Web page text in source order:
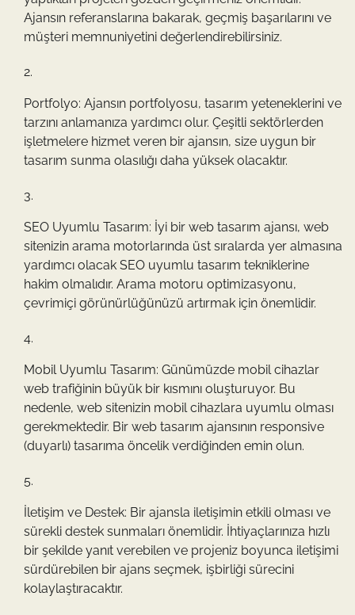
Ajansın referanslarına bakarak, geçmiş başarılarını ve
müşteri memnuniyetini değerlendirebilirsiniz.
Portfolyo: Ajansın portfolyosu, tasarım yeteneklerini ve
tarzını anlamanıza yardımcı olur. Çeşitli sektörlerden
işletmelere hizmet veren bir ajansın, size uygun bir
tasarım sunma olasılığı daha yüksek olacaktır.
SEO Uyumlu Tasarım: İyi bir web tasarım ajansı, web
sitenizin arama motorlarında üst sıralarda yer almasına
yardımcı olacak SEO uyumlu tasarım tekniklerine
hakim olmalıdır. Arama motoru optimizasyonu,
çevrimiçi görünürlüğünüzü artırmak için önemlidir.
Mobil Uyumlu Tasarım: Günümüzde mobil cihazlar
web trafiğinin büyük bir kısmını oluşturuyor. Bu
nedenle, web sitenizin mobil cihazlara uyumlu olması
gerekmektedir. Bir web tasarım ajansının responsive
(duyarlı) tasarıma öncelik verdiğinden emin olun.
İletişim ve Destek: Bir ajansla iletişimin etkili olması ve
sürekli destek sunmaları önemlidir. İhtiyaçlarınıza hızlı
bir şekilde yanıt verebilen ve projeniz boyunca iletişimi
sürdürebilen bir ajans seçmek, işbirliği sürecini
kolaylaştıracaktır.